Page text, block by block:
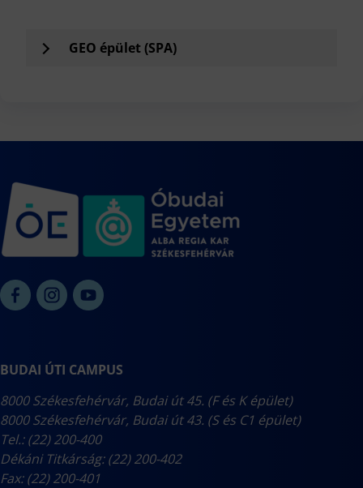
GEO épület (SPA)
BUDAI ÚTI CAMPUS
8000 Székesfehérvár, Budai út 45. (F és K épület)
8000 Székesfehérvár, Budai út 43. (S és C1 épület)
Tel.: (22) 200-400
Dékáni Titkárság: (22) 200-402
Fax: (22) 200-401